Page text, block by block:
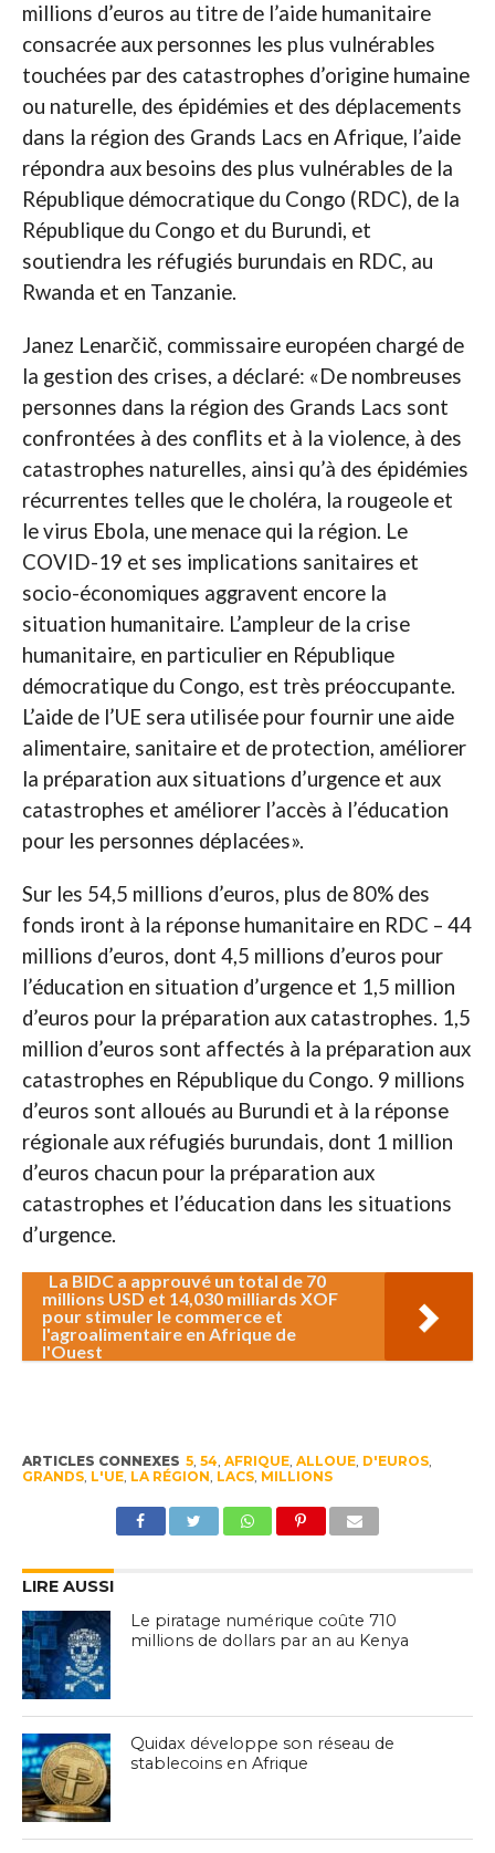
millions d’euros au titre de l’aide humanitaire
consacrée aux personnes les plus vulnérables
touchées par des catastrophes d’origine humaine
ou naturelle, des épidémies et des déplacements
dans la région des Grands Lacs en Afrique, l’aide
répondra aux besoins des plus vulnérables de la
République démocratique du Congo (RDC), de la
République du Congo et du Burundi, et
soutiendra les réfugiés burundais en RDC, au
Rwanda et en Tanzanie.
Janez Lenarčič, commissaire européen chargé de
la gestion des crises, a déclaré: «De nombreuses
personnes dans la région des Grands Lacs sont
confrontées à des conflits et à la violence, à des
catastrophes naturelles, ainsi qu’à des épidémies
récurrentes telles que le choléra, la rougeole et
le virus Ebola, une menace qui la région. Le
COVID-19 et ses implications sanitaires et
socio-économiques aggravent encore la
situation humanitaire. L’ampleur de la crise
humanitaire, en particulier en République
démocratique du Congo, est très préoccupante.
L’aide de l’UE sera utilisée pour fournir une aide
alimentaire, sanitaire et de protection, améliorer
la préparation aux situations d’urgence et aux
catastrophes et améliorer l’accès à l’éducation
pour les personnes déplacées».
Sur les 54,5 millions d’euros, plus de 80% des
fonds iront à la réponse humanitaire en RDC – 44
millions d’euros, dont 4,5 millions d’euros pour
l’éducation en situation d’urgence et 1,5 million
d’euros pour la préparation aux catastrophes. 1,5
million d’euros sont affectés à la préparation aux
catastrophes en République du Congo. 9 millions
d’euros sont alloués au Burundi et à la réponse
régionale aux réfugiés burundais, dont 1 million
d’euros chacun pour la préparation aux
catastrophes et l’éducation dans les situations
d’urgence.
La BIDC a approuvé un total de 70
millions USD et 14,030 milliards XOF
pour stimuler le commerce et
l'agroalimentaire en Afrique de
l'Ouest
ARTICLES CONNEXES 5, 54, AFRIQUE, ALLOUE, D'EUROS,
GRANDS, L'UE, LA RÉGION, LACS, MILLIONS
LIRE AUSSI
Le piratage numérique coûte 710
millions de dollars par an au Kenya
Quidax développe son réseau de
stablecoins en Afrique